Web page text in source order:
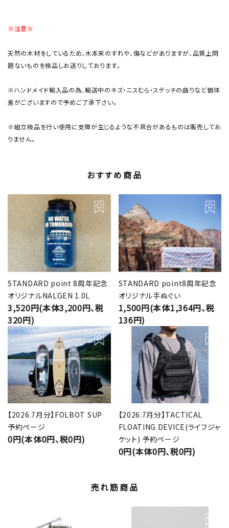
※注意※
天然の木材をしているため、木本来のすれや、傷などがありますが、品質上問
題ないものを検品しお送りしております。
※ハンドメイド輸入品の為、輸送中のキズ・ニスむら・ステッチの曲りなど個体
差がございますので予めご了承下さい。
※組立検品を行い使用に支障が生じるような不具合があるものは販売してお
りません。
おすすめ商品
STANDARD point 8周年記念
オリジナルNALGEN 1.0L
3,520円(本体3,200円、税
320円)
STANDARD point8周年記念
オリジナル手ぬぐい
1,500円(本体1,364円、税
136円)
【2026.7月分】FOLBOT SUP
予約ページ
0円(本体0円、税0円)
【2026.7月分】TACTICAL
FLOATING DEVICE(ライフジャ
ケット) 予約ページ
0円(本体0円、税0円)
売れ筋商品